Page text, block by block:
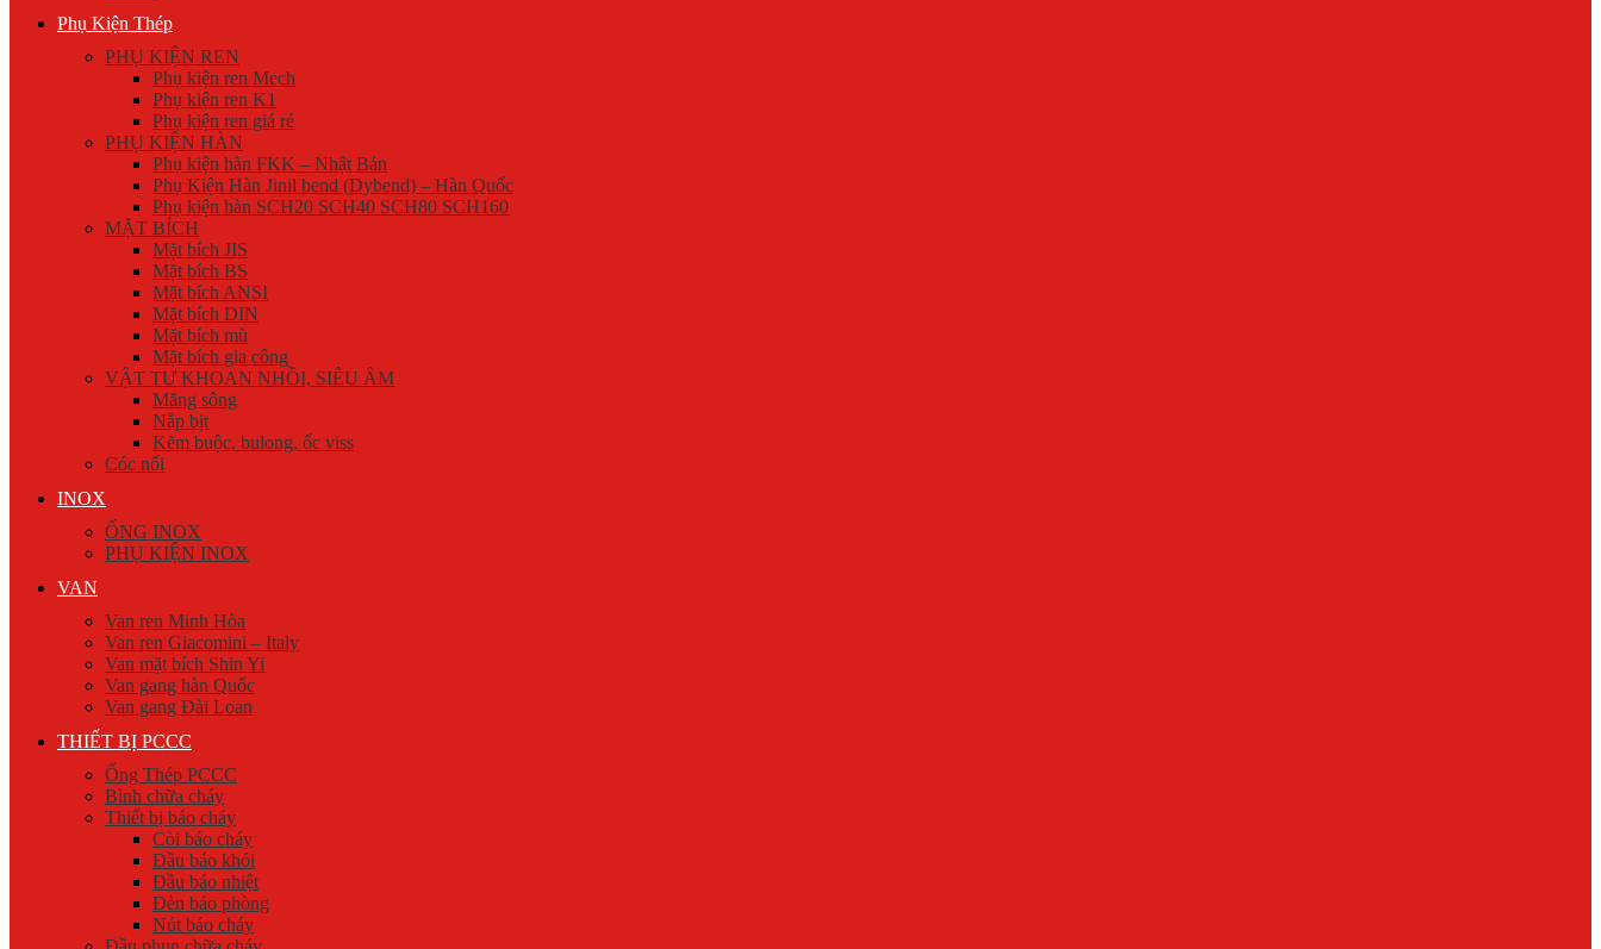
Phụ Kiện Thép
PHỤ KIỆN REN
Phụ kiện ren Mech
Phụ kiện ren K1
Phụ kiện ren giá rẻ
PHỤ KIỆN HÀN
Phụ kiện hàn FKK – Nhật Bản
Phụ Kiện Hàn Jinil bend (Dybend) – Hàn Quốc
Phụ kiện hàn SCH20 SCH40 SCH80 SCH160
MẶT BÍCH
Mặt bích JIS
Mặt bích BS
Mặt bích ANSI
Mặt bích DIN
Mặt bích mù
Mặt bích gia công
VẬT TƯ KHOAN NHỒI, SIÊU ÂM
Măng sông
Nắp bịt
Kẽm buộc, bulong, ốc viss
Cóc nối
INOX
ỐNG INOX
PHỤ KIỆN INOX
VAN
Van ren Minh Hòa
Van ren Giacomini – Italy
Van mặt bích Shin Yi
Van gang hàn Quốc
Van gang Đài Loan
THIẾT BỊ PCCC
Ống Thép PCCC
Bình chữa cháy
Thiết bị báo cháy
Còi báo cháy
Đầu báo khói
Đầu báo nhiệt
Đèn báo phòng
Nút báo cháy